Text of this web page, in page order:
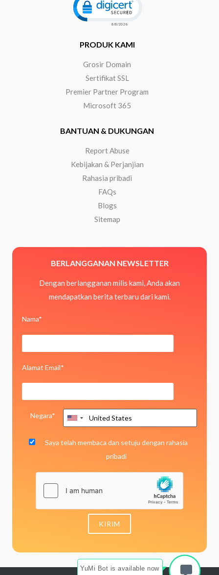
PRODUK KAMI
Grosir Domain
Sertifikat SSL
Premier Partner Program
Microsoft 365
BANTUAN & DUKUNGAN
Report Abuse
Kebijakan & Perjanjian
Rahasia pribadi
FAQs
Blogs
Sitemap
BERLANGGANAN NEWSLETTER
Dengan berlangganan milis kami, Anda akan
mendapatkan berita terbaru dari kami.
Nama*
Alamat Email*
Negara*
Saya telah membaca dan setuju dengan rahasia
pribadi
YuMi Bot is available now